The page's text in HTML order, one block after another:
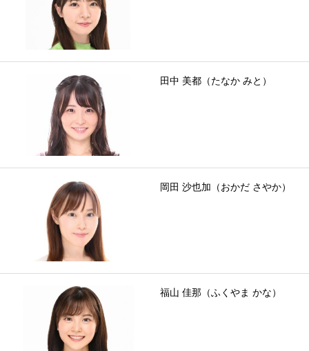
田中 美都（たなか みと）
岡田 沙也加（おかだ さやか）
福山 佳那（ふくやま かな）